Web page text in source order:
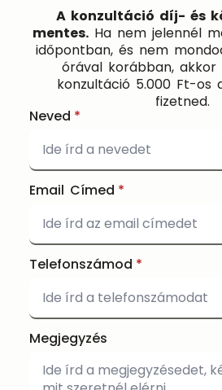
A konzultáció díj- és
mentes.Ha nem jelennél
időpontban, és nem
órával korábban, akkor
konzultáció 5.000 Ft-os
fizetned.
Neved *
Email Címed *
Telefonszámod *
Megjegyzés